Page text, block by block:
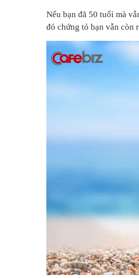
Nếu bạn đã 50 tuổi mà
đó chứng tỏ bạn vẫn còn